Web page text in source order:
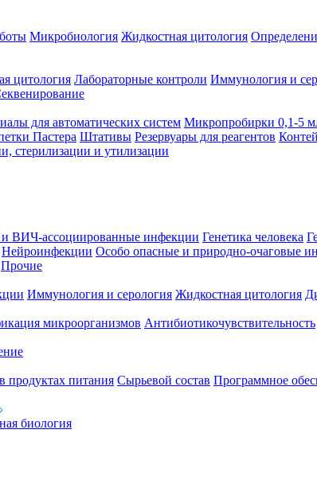
Микробиология Жидкостная цитология
цитология Лабораторные контроли Иммунология и
для автоматических систем Микропробирки 0,1-5
Пастера Штативы Резервуары для реагентов
стерилизации и утилизации
ВИЧ-ассоциированные инфекции Генетика человека
Нейроинфекции Особо опасные и природно-очаговые
Прочие
Иммунология и серология Жидкостная цитология
микроорганизмов Антибиотикочувствительность
продуктах питания Сырьевой состав Программное
биология